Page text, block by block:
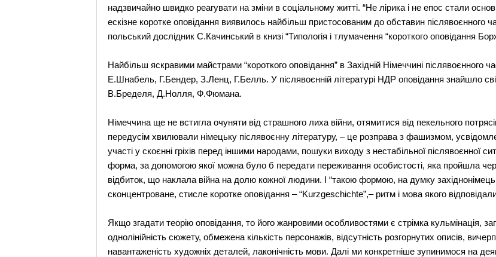
надзвичайно швидко реагувати на зміни в соціальному житті. “Не лірика і не епос стали
ескізне коротке оповідання виявилось найбільш пристосованим до обставин післявоєнного
польський дослідник С.Качинський в книзі “Типологія і тлумачення “короткого оповідання
Найбільш яскравими майстрами “короткого оповідання” в Західній Німеччині післявоєнного
Е.Шнабель, Г.Бендер, З.Ленц, Г.Белль. У післявоєнній літературі НДР оповідання знайшло
В.Бределя, Д.Нолля, Ф.Фюмана.
Німеччина ще не встигла очуняти від страшного лиха війни, отямитися від пекельного
передусім хвилювали німецьку післявоєнну літературу, – це розправа з фашизмом,
участі у скоєнні гріхів перед іншими народами, пошуки виходу з нестабільної післявоєнної
форма, за допомогою якої можна було б передати переживання особистості, яка пройшла
відбиток, що наклала війна на долю кожної людини. І “такою формою, на думку
сконцентроване, стисле коротке оповідання – “Kurzgeschichte”,– ритм і мова якого
Якщо згадати теорію оповідання, то його жанровими особливостями є стрімка кульмінація,
однолінійність сюжету, обмежена кількість персонажів, відсутність розгорнутих описів,
навантаженість художніх деталей, лаконічність мови. Далі ми конкретніше зупинимося на